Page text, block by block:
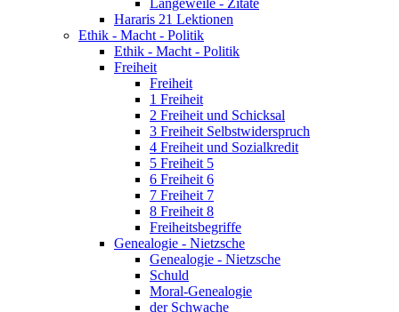
Hararis 21 Lektionen
Ethik - Macht - Politik
Ethik - Macht - Politik
Freiheit
Freiheit
1 Freiheit
2 Freiheit und Schicksal
3 Freiheit Selbstwiderspruch
4 Freiheit und Sozialkredit
5 Freiheit 5
6 Freiheit 6
7 Freiheit 7
8 Freiheit 8
Freiheitsbegriffe
Genealogie - Nietzsche
Genealogie - Nietzsche
Schuld
Moral-Genealogie
der Schwache